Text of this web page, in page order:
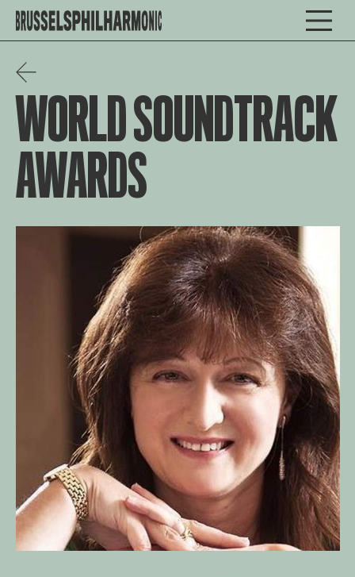
WORLD SOUNDTRACK
AWARDS